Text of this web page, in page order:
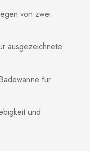
von zwei
ausgezeichnete
für
und